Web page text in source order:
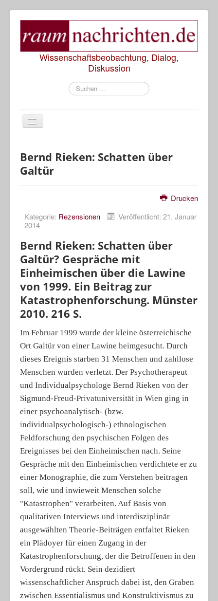
Wissenschaftsbeobachtung, Dialog,
Diskussion
Rezensionen
Diskussionen
Geographische Revue
Bernd Rieken: Schatten über
Galtür
Drucken
Kategorie: Rezensionen
Veröffentlicht: 21. Januar
2014
Bernd Rieken: Schatten über
Galtür? Gespräche mit
Einheimischen über die Lawine
von 1999. Ein Beitrag zur
Katastrophenforschung. Münster
2010. 216 S.
Im Februar 1999 wurde der kleine österreichische
Ort Galtür von einer Lawine heimgesucht. Durch
dieses Ereignis starben 31 Menschen und zahllose
Menschen wurden verletzt. Der Psychotherapeut
und Individualpsychologe Bernd Rieken von der
Sigmund-Freud-Privatuniversität in Wien ging in
einer psychoanalytisch- (bzw.
individualpsychologisch-) ethnologischen
Feldforschung den psychischen Folgen des
Ereignisses bei den Einheimischen nach. Seine
Gespräche mit den Einheimischen verdichtete er zu
einer Monographie, die zum Verstehen beitragen
soll, wie und inwieweit Menschen solche
"Katastrophen" verarbeiten. Auf Basis von
qualitativen Interviews und interdisziplinär
ausgewählten Theorie-Beiträgen entfaltet Rieken
ein Plädoyer für einen Zugang in der
Katastrophenforschung, der die Betroffenen in den
Vordergrund rückt. Sein dezidiert
wissenschaftlicher Anspruch dabei ist, den Graben
zwischen Essentialismus und Konstruktivismus zu